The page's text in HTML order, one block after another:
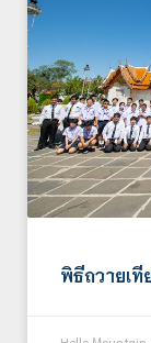
พิธีถวายเ